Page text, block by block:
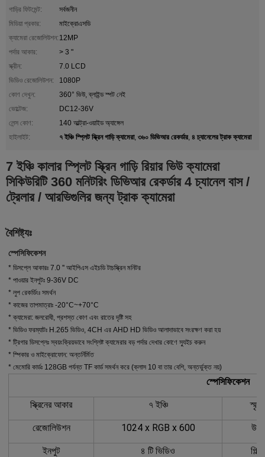
গাড়ির ফিটমেন্ট:
সর্বজনীন
মিডিয়া প্রকার:
মাইক্রোএসডি
ক্যামেরা রেজোলিউশন: 12MP
পর্দার আকার:
> 3 "
স্ক্রীন:
7.0 LCD
ভিডিও রেজোলিউশন:
1080P
কোণ দেখুন:
360° ভিউ, ব্লাইন্ড স্পট নেই
ভোল্টেজ:
DC12-36V
লেন্স কোণ:
140 আল্ট্রা-ওয়াইড অ্যাঙ্গেল
হাইলাইট:
৭ ইঞ্চি স্প্লিট স্ক্রিন গাড়ি ক্যামেরা, ৩৬০ ডিভিআর রেকর্ডার, ৪ চ্যানেলের ট্রাক ক্যামেরা
7 ইঞ্চি কালার স্প্লিট স্ক্রিন গাড়ি রিয়ার ভিউ ক্যামেরা
সিকিউরিটি 360 মনিটরিং ডিভিআর রেকর্ডার 4 চ্যানেল বাস /
ট্রেলার / আরভিগুলির জন্য ট্রাক ক্যামেরা
বৈশিষ্ট্যঃ
স্পেসিফিকেশন
* ডিসপ্লে আকারঃ 7.0 '' আইপিএস এইচডি টাচস্ক্রিন মনিটর
* পাওয়ার ইনপুটঃ 9-36V DC
* লুপ রেকর্ডিংঃ সমর্থন
* কাজের তাপমাত্রাঃ -20°C~+70°C
* ক্যামেরা: জলরোধী, প্রশস্ত কোণ এবং রাতের দৃষ্টি সহ
* ভিডিও ফরম্যাটঃ H.265 ভিডিও, 4CH এর AHD HD ভিডিও আলাদাভাবে সংরক্ষণ করা হয়
* ট্রিগার ডিসপ্লেঃ স্বয়ংক্রিয়ভাবে সংশ্লিষ্ট ক্যামেরার বড় পর্দার দেখার কোণে স্যুইচ করুন
* স্পিকার ও মাইক্রোফোন: অন্তর্নির্মিত
* মেমোরি কার্ডঃ 128GB পর্যন্ত TF কার্ড সমর্থন করে (ক্লাস 10 বা তার বেশি, অন্তর্ভুক্ত নয়)
স্পেসিফিকেশন
স্ক্রিনের আকার ৭ ইঞ্চি
রেজোলিউশন 1024 x RGB x 600
ইনপুট ৪ টি ভিডিও